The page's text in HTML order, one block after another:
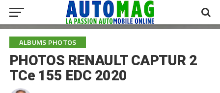
ALBUMS PHOTOS
PHOTOS RENAULT CAPTUR 2
TCe 155 EDC 2020